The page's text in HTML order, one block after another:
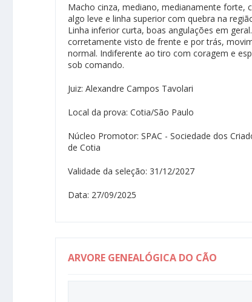
Macho cinza, mediano, medianamente forte,
algo leve e linha superior com quebra na
Linha inferior curta, boas angulações em
corretamente visto de frente e por trás,
normal. Indiferente ao tiro com coragem e
sob comando.
Juiz: Alexandre Campos Tavolari
Local da prova: Cotia/São Paulo
Núcleo Promotor: SPAC - Sociedade dos
de Cotia
Validade da seleção: 31/12/2027
Data: 27/09/2025
ARVORE GENEALÓGICA DO CÃO